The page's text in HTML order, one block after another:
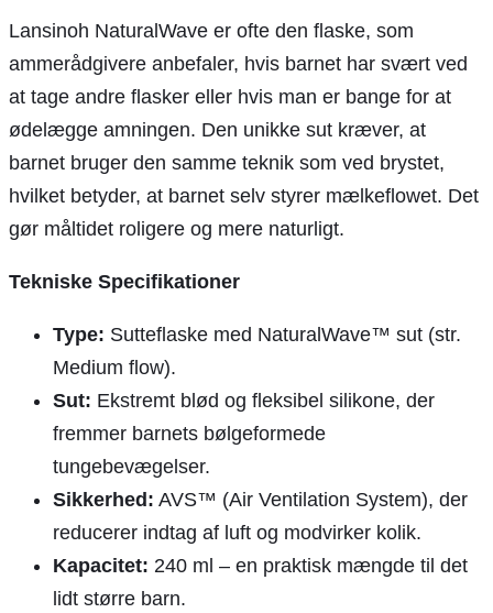
Lansinoh NaturalWave er ofte den flaske, som
ammerådgivere anbefaler, hvis barnet har svært ved
at tage andre flasker eller hvis man er bange for at
ødelægge amningen. Den unikke sut kræver, at
barnet bruger den samme teknik som ved brystet,
hvilket betyder, at barnet selv styrer mælkeflowet. Det
gør måltidet roligere og mere naturligt.
Tekniske Specifikationer
Type: Sutteflaske med NaturalWave™ sut (str.
Medium flow).
Sut: Ekstremt blød og fleksibel silikone, der
fremmer barnets bølgeformede
tungebevægelser.
Sikkerhed: AVS™ (Air Ventilation System), der
reducerer indtag af luft og modvirker kolik.
Kapacitet: 240 ml – en praktisk mængde til det
lidt større barn.